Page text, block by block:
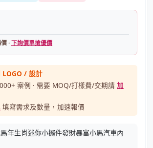
·下詢價單搶優價
/ 設計
案例 · 需要 MOQ/打樣費/交期請 加
填寫需求及數量，加速報價
年生肖迷你小擺件發財暴富小馬汽車內